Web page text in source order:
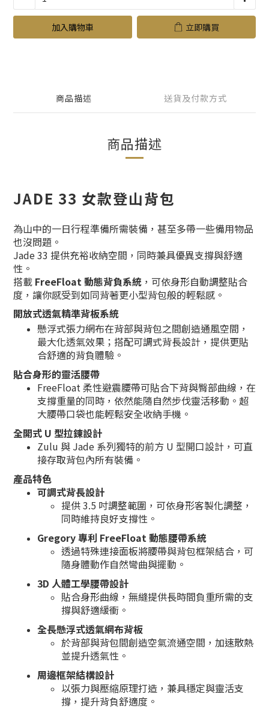
加入購物車 立即購買
商品描述 送貨及付款方式
商品描述
JADE 33 女款登山背包
為山中的一日行程準備所需裝備，甚至多帶一些備用物品
也沒問題。
Jade 33 提供充裕收納空間，同時兼具優異支撐與舒適
性。
搭載 FreeFloat 動態背負系統 ，可依身形自動調整貼合
度，讓你感受到如同背著更小型背包般的輕鬆感。
開放式透氣精準背板系統
懸浮式張力網布在背部與背包之間創造通風空間，
最大化透氣效果；搭配可調式背長設計，提供更貼
合舒適的背負體驗。
貼合身形的靈活腰帶
FreeFloat 柔性避震腰帶可貼合下背與臀部曲線，在
支撐重量的同時，依然能隨自然步伐靈活移動。超
大腰帶口袋也能輕鬆安全收納手機。
全開式 U 型拉鍊設計
Zulu 與 Jade 系列獨特的前方 U 型開口設計，可直
接存取背包內所有裝備。
產品特色
可調式背長設計
提供 3.5 吋調整範圍，可依身形客製化調整，
同時維持良好支撐性。
Gregory 專利 FreeFloat 動態腰帶系統
透過特殊連接面板將腰帶與背包框架結合，可
隨身體動作自然彎曲與擺動。
3D 人體工學腰帶設計
貼合身形曲線，無縫提供長時間負重所需的支
撐與舒適緩衝。
全長懸浮式透氣網布背板
於背部與背包間創造空氣流通空間，加速散熱
並提升透氣性。
周邊框架結構設計
以張力與壓縮原理打造，兼具穩定與靈活支
撐，提升背負舒適度。